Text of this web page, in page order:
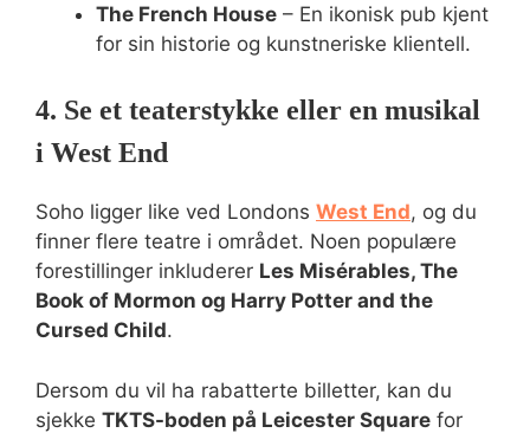
The French House – En ikonisk pub kjent
for sin historie og kunstneriske klientell.
4. Se et teaterstykke eller en musikal
i West End
Soho ligger like ved Londons West End, og du
finner flere teatre i området. Noen populære
forestillinger inkluderer Les Misérables, The
Book of Mormon og Harry Potter and the
Cursed Child.
Dersom du vil ha rabatterte billetter, kan du
sjekke TKTS-boden på Leicester Square for